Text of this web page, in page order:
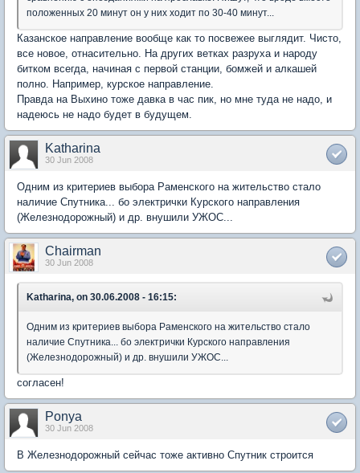
положенных 20 минут он у них ходит по 30-40 минут...
Казанское направление вообще как то посвежее выглядит. Чисто,
все новое, отнасительно. На других ветках разруха и народу
битком всегда, начиная с первой станции, бомжей и алкашей
полно. Например, курское направление.
Правда на Выхино тоже давка в час пик, но мне туда не надо, и
надеюсь не надо будет в будущем.
Katharina
30 Jun 2008
Одним из критериев выбора Раменского на жительство стало
наличие Спутника... бо электрички Курского направления
(Железнодорожный) и др. внушили УЖОС...
Chairman
30 Jun 2008
Katharina, on 30.06.2008 - 16:15:
Одним из критериев выбора Раменского на жительство стало
наличие Спутника... бо электрички Курского направления
(Железнодорожный) и др. внушили УЖОС...
согласен!
Ponya
30 Jun 2008
В Железнодорожный сейчас тоже активно Спутник строится